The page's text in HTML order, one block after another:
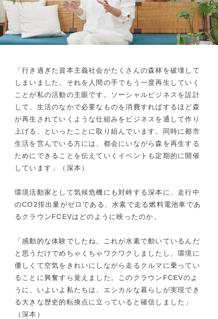
「行き過ぎた資本主義社会がたくさんの森林を破壊して
しまいました。それを人間の手でもう一度再生していく
ことが私の活動の主眼です。ソーシャルビジネスを設計
して、生活のなかで必要なものを消費すればするほど森
が再生されていくような仕組みをビジネスを通して作り
上げる、といったことに取り組んでいます。同時に都市
生活を営んでいる方には、都会にいながら森を再生する
ためにできることを伝えていくイベントも定期的に開催
しています」（深本）
環境活動家として気候危機にも対峙する深本に、走行中
のCO2排出量がゼロである、水素で走る燃料電池車であ
るクラウンFCEVはどのように映ったのか。
「感動的な体験でしたね。これが水素で動いているんだ
と思うだけでめちゃくちゃワクワクしましたし、環境に
優しくて空気をきれいにしながら走るクルマに乗ってい
ることに興奮すら覚えました。このクラウンFCEVのよ
うに、いよいよ私たちは、エシカルな暮らしが実現でき
る大きな歴史的転換点に立っていると確信しました」
（深本）